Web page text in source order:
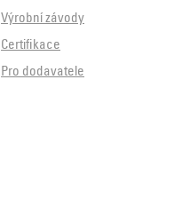
Výrobní závody
Certifikace
Pro dodavatele